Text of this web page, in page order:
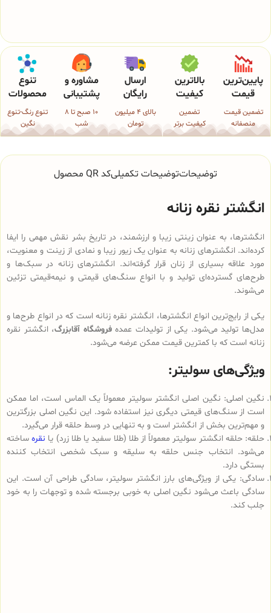
پایین‌ترین
قیمت
تضمین قیمت
منصفانه
بالاترین
کیفیت
تضمین
کیفیت برتر
ارسال
رایگان
بالای 4 میلیون
تومان
مشاوره و
پشتیبانی
10 صبح تا 8
شب
تنوع
محصولات
تنوع رنگ-تنوع
نگین
توضیحاتتوضیحات تکمیلیکد QR محصول
انگشتر نقره زنانه
انگشترها، به عنوان زینتی زیبا و ارزشمند، در تاریخ بشر نقش مهمی را ایفا
کرده‌اند. انگشترهای زنانه به عنوان یک زیور زیبا و نمادی از زینت و معنویت،
مورد علاقه بسیاری از زنان قرار گرفته‌اند. انگشترهای زنانه در سبک‌ها و
طرح‌های گسترده‌ای تولید و با انواع سنگ‌های قیمتی و نیمه‌قیمتی تزئین
می‌شوند.
یکی از رایج‌ترین انواع انگشترها، انگشتر نقره زنانه است که در انواع طرح‌ها و
مدل‌ها تولید می‌شود. یکی از تولیدات عمدهفروشگاه آقابزرگ، انگشتر نقره
زنانه است که با کمترین قیمت ممکن عرضه می‌شود.
ویژگی‌های سولیتر:
نگین اصلی: نگین اصلی انگشتر سولیتر معمولاً یک الماس است، اما ممکن
است از سنگ‌های قیمتی دیگری نیز استفاده شود. این نگین اصلی بزرگترین
و مهم‌ترین بخش از انگشتر است و به تنهایی در وسط حلقه قرار می‌گیرد.
حلقه: حلقه انگشتر سولیتر معمولاً از طلا (طلا سفید یا طلا زرد) یا نقره ساخته
می‌شود. انتخاب جنس حلقه به سلیقه و سبک شخصی انتخاب کننده
بستگی دارد.
سادگی: یکی از ویژگی‌های بارز انگشتر سولیتر، سادگی طراحی آن است. این
سادگی باعث می‌شود نگین اصلی به خوبی برجسته شده و توجهات را به خود
جلب کند.